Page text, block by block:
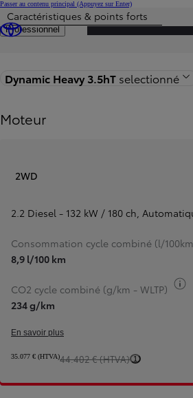
Passer au contenu principal (Appuyez sur Enter)
Particulier
Professionnel
Prix mis à jour Le prix de votre configuration est 35.077 € (HTVA)
Caractéristiques & points forts
Dynamic Heavy 3.5hT selectionné
Moteur
2WD
2.2 Diesel - 132 kW / 180 ch,
Consommation cycle combiné (l/100km
8,9 l/100 km
CO2 cycle combiné (g/km - WLTP)
234 g/km
En savoir plus
35.077 € (HTVA)44.402 € (HTVA) 1